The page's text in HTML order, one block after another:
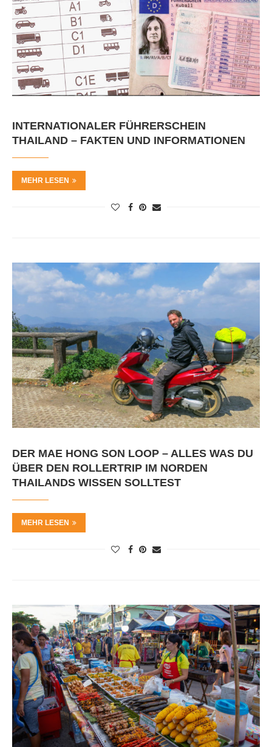
INTERNATIONALER FÜHRERSCHEIN
THAILAND – FAKTEN UND INFORMATIONEN
MEHR LESEN
DER MAE HONG SON LOOP – ALLES WAS DU
ÜBER DEN ROLLERTRIP IM NORDEN
THAILANDS WISSEN SOLLTEST
MEHR LESEN